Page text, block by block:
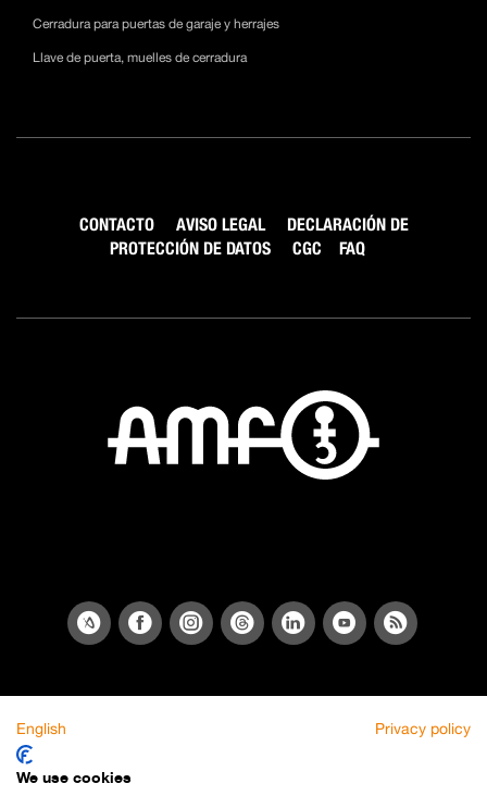
Cerradura para puertas de garaje y herrajes
Llave de puerta, muelles de cerradura
CONTACTO AVISO LEGAL
DECLARACIÓN DE
PROTECCIÓN DE DATOS
CGC FAQ
English Privacy policy
We use cookies